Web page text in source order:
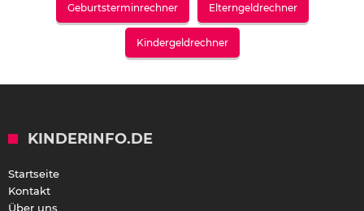
Geburtsterminrechner Elterngeldrechner
Kindergeldrechner
KINDERINFO.DE
Startseite
Kontakt
Über uns